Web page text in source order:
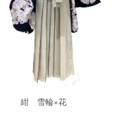
紺 雪輪×花